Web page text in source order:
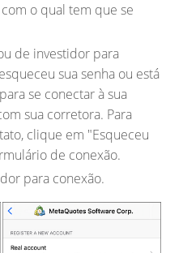
o qual tem que se
de investidor para
sua senha ou está
se conectar à sua
sua corretora. Para
clique em "Esqueceu
de conexão.
para conexão.